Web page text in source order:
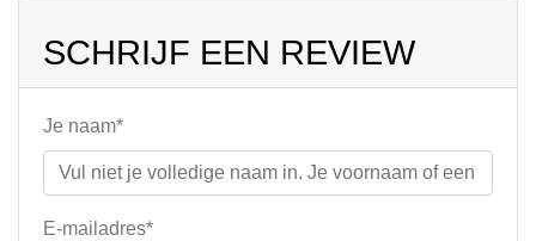
SCHRIJF EEN REVIEW
Je naam*
E-mailadres*